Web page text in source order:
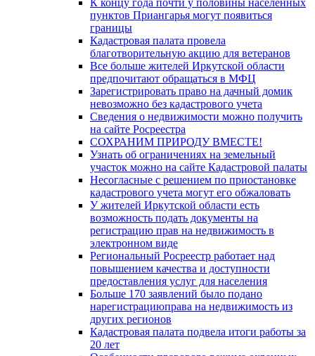
пунктов Приангарья могут появиться
границы
Кадастровая палата провела
благотворительную акцию для ветеранов
Все больше жителей Иркутской области
предпочитают обращаться в МФЦ
Зарегистрировать право на дачный домик
невозможно без кадастрового учета
Сведения о недвижимости можно получить
на сайте Росреестра
СОХРАНИМ ПРИРОДУ ВМЕСТЕ!
Узнать об ограничениях на земельный
участок можно на сайте Кадастровой палаты
Несогласные с решением по приостановке
кадастрового учета могут его обжаловать
У жителей Иркутской области есть
возможность подать документы на
регистрацию прав на недвижимость в
электронном виде
Региональный Росреестр работает над
повышением качества и доступности
предоставления услуг для населения
Больше 170 заявлений было подано
нарегистрациюправа на недвижимость из
других регионов
Кадастровая палата подвела итоги работы за
20 лет